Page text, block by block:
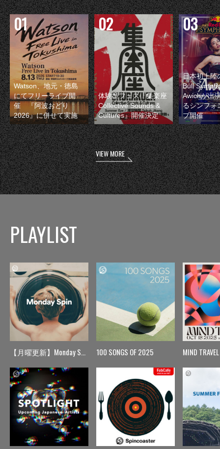
Watson、地元・徳島
にてフリーライブ開
催 『阿波おどり
2026』に併せて実施
体験型フェス『集楽座
Collective Sounds &
Cultures』開催決定
日本初上陸
Bull
Awichが出
るシンフォ
ブ開催
VIEW MORE
PLAYLIST
【月曜更新】Monday Spin 100 SONGS OF 2025 MIND TRAVEL